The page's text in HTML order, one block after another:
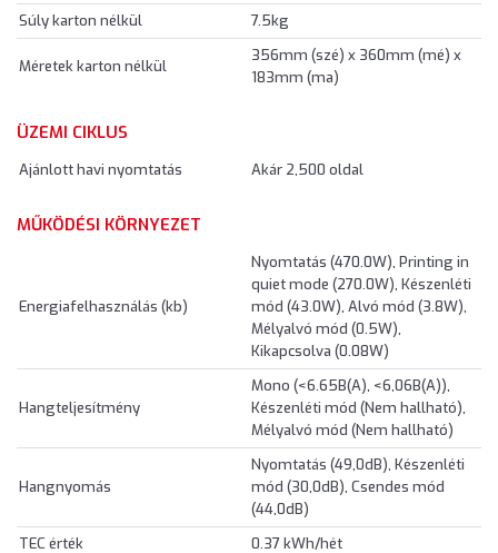
Súly karton nélkül
7.5kg
Méretek karton nélkül
356mm (szé) x 360mm (mé) x
183mm (ma)
ÜZEMI CIKLUS
Ajánlott havi nyomtatás Akár 2,500 oldal
MŰKÖDÉSI KÖRNYEZET
Energiafelhasználás (kb)
Nyomtatás (470.0W), Printing in
quiet mode (270.0W), Készenléti
mód (43.0W), Alvó mód (3.8W),
Mélyalvó mód (0.5W),
Kikapcsolva (0.08W)
Hangteljesítmény
Mono (<6.65B(A), <6,06B(A)),
Készenléti mód (Nem hallható),
Mélyalvó mód (Nem hallható)
Hangnyomás
Nyomtatás (49,0dB), Készenléti
mód (30,0dB), Csendes mód
(44,0dB)
TEC érték
0.37 kWh/hét